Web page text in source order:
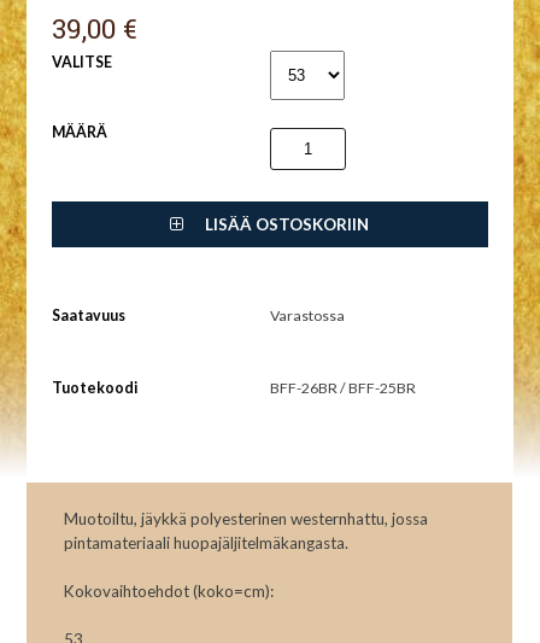
39,00 €
VALITSE
MÄÄRÄ
LISÄÄ OSTOSKORIIN
Saatavuus Varastossa
Tuotekoodi BFF-26BR / BFF-25BR
Muotoiltu, jäykkä polyesterinen westernhattu, jossa
pintamateriaali huopajäljitelmäkangasta.
Kokovaihtoehdot (koko=cm):
53